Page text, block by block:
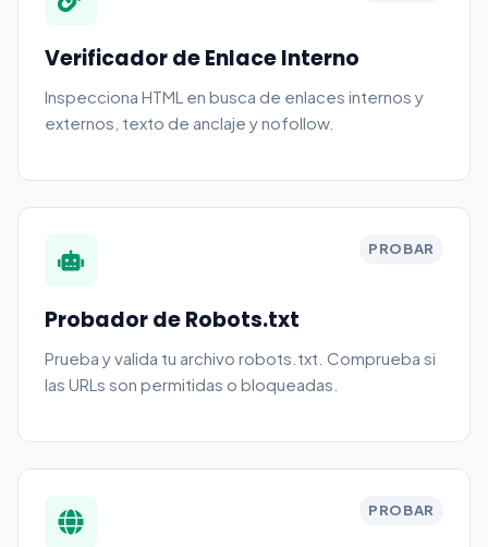
Verificador de Enlace Interno
Inspecciona HTML en busca de enlaces internos y
externos, texto de anclaje y nofollow.
PROBAR
Probador de Robots.txt
Prueba y valida tu archivo robots.txt. Comprueba si
las URLs son permitidas o bloqueadas.
PROBAR